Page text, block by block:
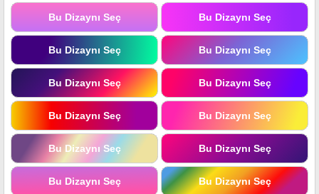
Bu Dizaynı Seç Bu Dizaynı Seç
Bu Dizaynı Seç Bu Dizaynı Seç
Bu Dizaynı Seç Bu Dizaynı Seç
Bu Dizaynı Seç Bu Dizaynı Seç
Bu Dizaynı Seç Bu Dizaynı Seç
Bu Dizaynı Seç Bu Dizaynı Seç